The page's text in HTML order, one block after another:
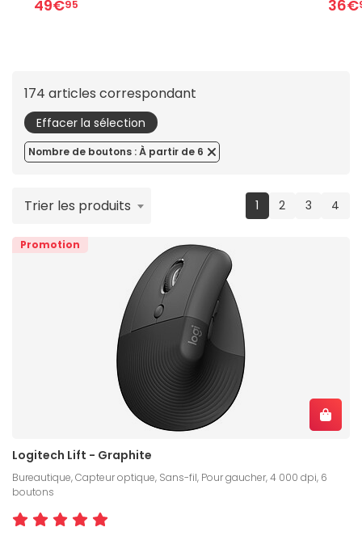
49€95 36€
174 articles correspondant
Effacer la sélection
Nombre de boutons : À partir de 6
1 (current)
2 3 4
Trier les produits
Promotion
Logitech Lift - Graphite
Bureautique, Capteur optique, Sans-fil, Pour gaucher, 4 000 dpi, 6
boutons